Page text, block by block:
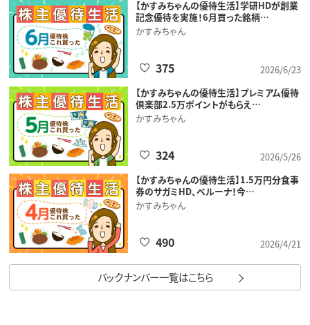
【かすみちゃんの優待生活】学研HDが創業
記念優待を実施！6月買った銘柄…
かすみちゃん
2026/6/23
375
【かすみちゃんの優待生活】プレミアム優待
倶楽部2.5万ポイントがもらえ…
かすみちゃん
2026/5/26
324
【かすみちゃんの優待生活】1.5万円分食事
券のサガミHD、ベルーナ！今…
かすみちゃん
2026/4/21
490
バックナンバー一覧はこちら